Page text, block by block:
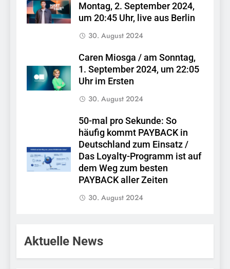
Montag, 2. September 2024,
um 20:45 Uhr, live aus Berlin
30. August 2024
Caren Miosga / am Sonntag,
1. September 2024, um 22:05
Uhr im Ersten
30. August 2024
50-mal pro Sekunde: So
häufig kommt PAYBACK in
Deutschland zum Einsatz /
Das Loyalty-Programm ist auf
dem Weg zum besten
PAYBACK aller Zeiten
30. August 2024
Aktuelle News